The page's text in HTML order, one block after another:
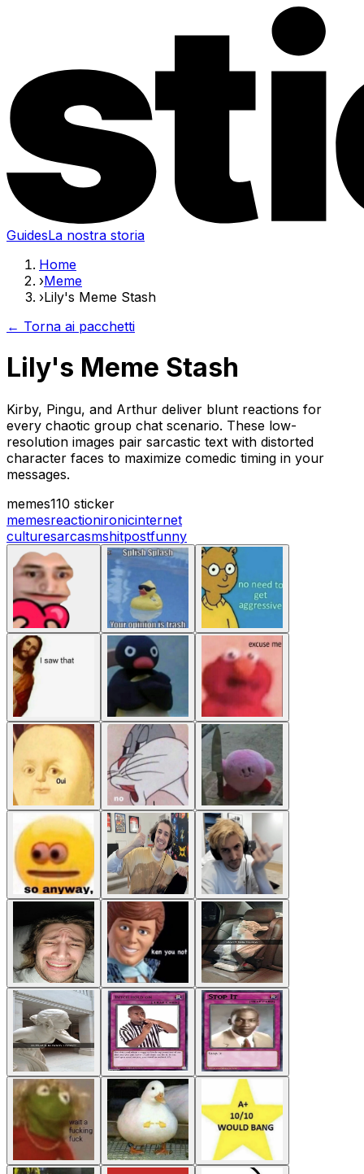
GuidesLa nostra storia
Home
›Meme
›Lily's Meme Stash
← Torna ai pacchetti
Lily's Meme Stash
Kirby, Pingu, and Arthur deliver blunt reactions for
every chaotic group chat scenario. These low-
resolution images pair sarcastic text with distorted
character faces to maximize comedic timing in your
messages.
memes110 sticker
memesreactionironicinternet
culturesarcasmshitpostfunny